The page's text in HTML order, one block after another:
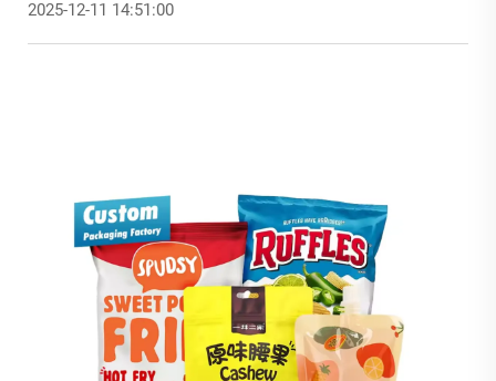
2025-12-11 14:51:00